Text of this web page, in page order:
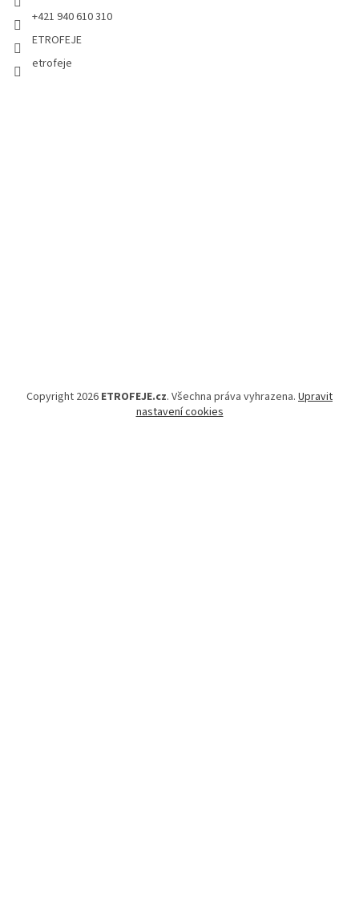
+421 940 610 310
ETROFEJE
etrofeje
Copyright 2026 ETROFEJE.cz. Všechna práva vyhrazena. Upravit
nastavení cookies